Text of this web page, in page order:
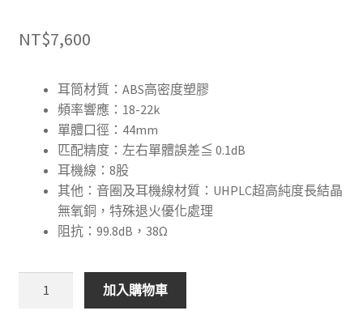
NT$7,600
耳筒材質：ABS高密度塑膠
頻率響應：18-22k
單體口徑：44mm
匹配精度：左右單體誤差≦ 0.1dB
耳機線：8股
其他：音圈及耳機線材質：UHPLC超高純度長結晶
無氧銅，特殊退火優化處理
阻抗：99.8dB，38Ω
加入購物車